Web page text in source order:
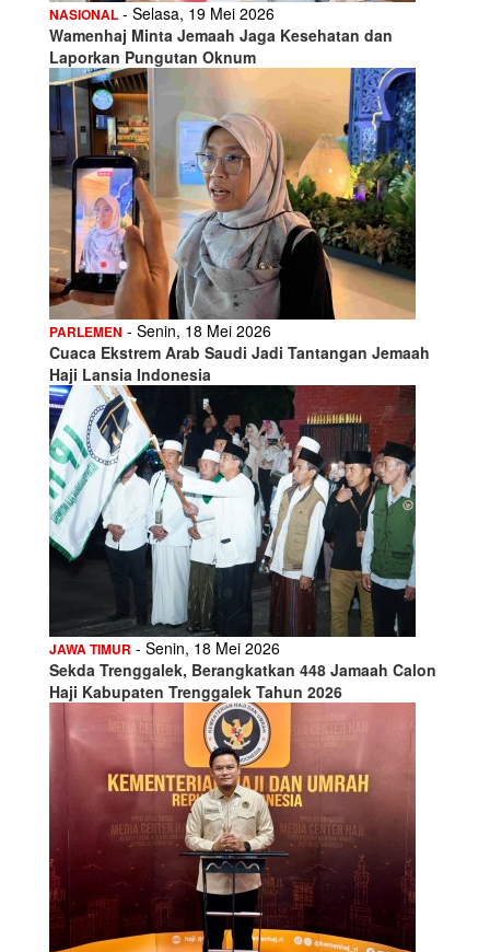
NASIONAL - Selasa, 19 Mei 2026
Wamenhaj Minta Jemaah Jaga Kesehatan dan
Laporkan Pungutan Oknum
PARLEMEN - Senin, 18 Mei 2026
Cuaca Ekstrem Arab Saudi Jadi Tantangan Jemaah
Haji Lansia Indonesia
JAWA TIMUR - Senin, 18 Mei 2026
Sekda Trenggalek, Berangkatkan 448 Jamaah Calon
Haji Kabupaten Trenggalek Tahun 2026